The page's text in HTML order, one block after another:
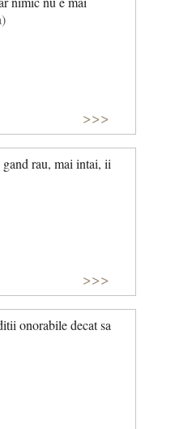
>>>
rau, mai intai, ii
>>>
onorabile decat sa